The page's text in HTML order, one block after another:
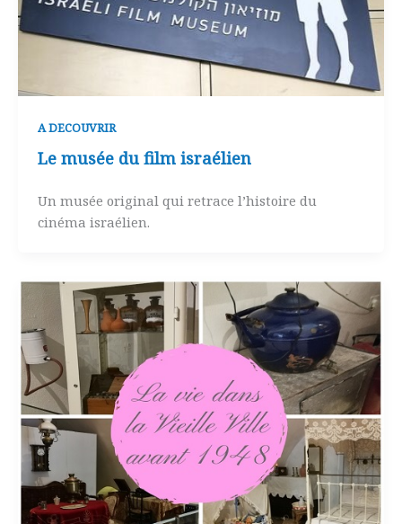
A DECOUVRIR
Le musée du film israélien
Un musée original qui retrace l’histoire du
cinéma israélien.